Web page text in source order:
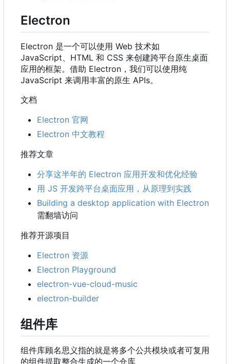
Electron
Electron 是一个可以使用 Web 技术如
JavaScript、HTML 和 CSS 来创建跨平台原生桌面
应用的框架。借助 Electron ， 我们可以使用纯
JavaScript 来调用丰富的原生 APIs。
文档
Electron 官网
Electron 中文教程
推荐文章
分享这半年的 Electron 应用开发和优化经验
用 JS 开发跨平台桌面应用，从原理到实践
Building a desktop application with Electron
需翻墙访问
推荐开源项目
Electron 资源
Electron Playground
electron-vue-cloud-music
electron-builder
组件库
组件库顾名思义指的就是将多个公共模块或者可复用
的组件提取整合生成的一个仓库